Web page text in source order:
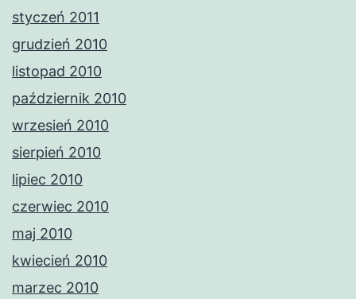
styczeń 2011
grudzień 2010
listopad 2010
październik 2010
wrzesień 2010
sierpień 2010
lipiec 2010
czerwiec 2010
maj 2010
kwiecień 2010
marzec 2010